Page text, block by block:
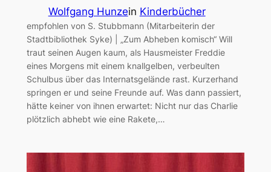
Wolfgang Hunzein Kinderbücher
empfohlen von S. Stubbmann (Mitarbeiterin der
Stadtbibliothek Syke) | „Zum Abheben komisch“ Will
traut seinen Augen kaum, als Hausmeister Freddie
eines Morgens mit einem knallgelben, verbeulten
Schulbus über das Internatsgelände rast. Kurzerhand
springen er und seine Freunde auf. Was dann passiert,
hätte keiner von ihnen erwartet: Nicht nur das Charlie
plötzlich abhebt wie eine Rakete,…